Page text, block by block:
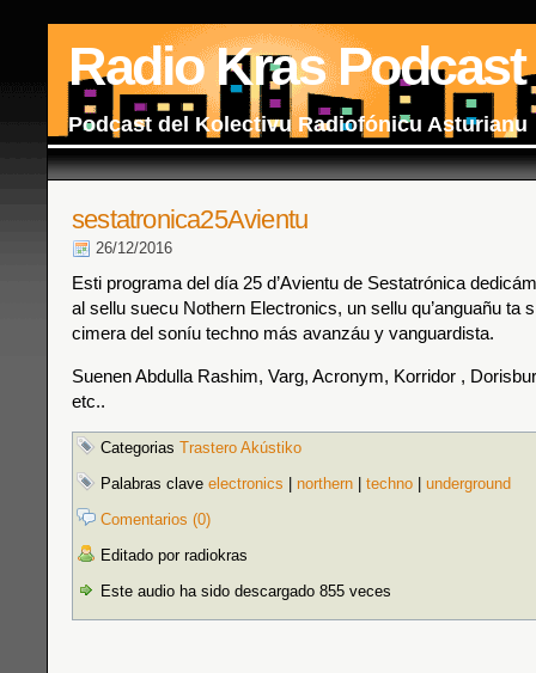
Radio Kras Podcast
Podcast del Kolectivu Radiofónicu Asturianu
sestatronica25Avientu
26/12/2016
Esti programa del día 25 d’Avientu de Sestatrónica
al sellu suecu Nothern Electronics, un sellu qu’anguañu ta
cimera del soníu techno más avanzáu y vanguardista.
Suenen Abdulla Rashim, Varg, Acronym, Korridor ,
etc..
Categorias Trastero Akústiko
Palabras clave electronics northern techno
underground
Comentarios (0)
Editado por radiokras
Este audio ha sido descargado 855 veces